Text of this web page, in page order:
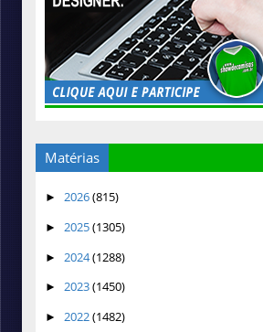
Matérias
► 2026(815)
► 2025(1305)
► 2024(1288)
► 2023(1450)
► 2022(1482)